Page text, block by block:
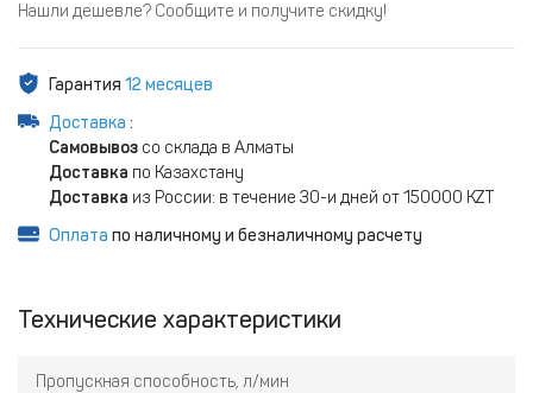
Нашли дешевле? Сообщите и получите скидку!
Гарантия 12 месяцев
Доставка :
Самовывоз со склада в Алматы
Доставка по Казахстану
Доставка из России: в течение 30-и дней от 150000 KZT
Оплата по наличному и безналичному расчету
Технические характеристики
Пропускная способность, л/мин